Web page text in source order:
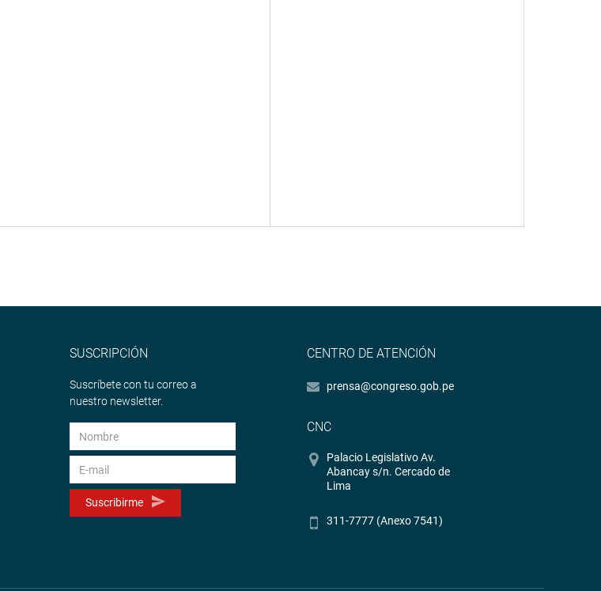
SUSCRIPCIÓN
Suscríbete con tu correo a
nuestro newsletter.
Suscribirme
CENTRO DE ATENCIÓN
prensa@congreso.gob.pe
CNC
Palacio Legislativo Av.
Abancay s/n. Cercado de
Lima
311-7777 (Anexo 7541)